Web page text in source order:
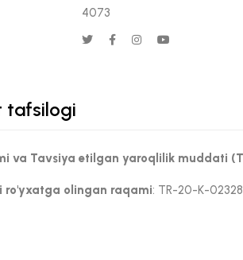
4073
tafsilogi
va Tavsiya etilgan yaroqlilik muddati
ro'yxatga olingan raqami: TR-20-K-